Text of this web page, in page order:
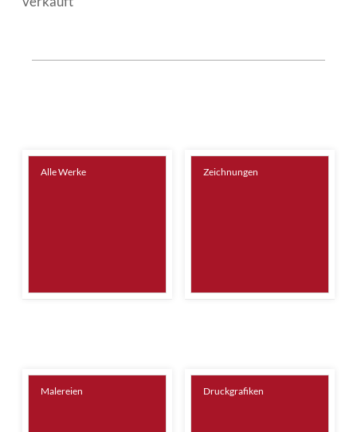
Alle Werke Zeichnungen
Malereien Druckgrafiken